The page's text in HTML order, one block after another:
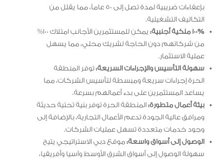
بإعفاءات ضريبية لمدة تصل إلى 50 عاماً، مما يقلل من
التكاليف التشغيلية.
100% ملكية أجنبية:
يمكن للمستثمرين الأجانب امتلاك 100%
من شركاتهم دون الحاجة لشريك محلي، مما يسهل
عملية الاستثمار.
سهولة التأسيس والإجراءات السريعة:توفر المنطقة
الحرة إجراءات سريعة ومبسطة لتأسيس الشركات، مما
يساعد المستثمرين على بدء أعمالهم بسرعة.
بيئة أعمال متطورة: المنطقة الحرة توفر بنية تحتية حديثة
ومرافق عالية الجودة تدعم الأعمال التجارية، بالإضافة إلى
وجود خدمات متعددة تسهل عمليات الشركات.
الوصول إلى أسواق واسعة:موقع دبي الاستراتيجي يتيح
سهولة الوصول إلى أسواق الشرق الأوسط وآسيا وأفريقيا،